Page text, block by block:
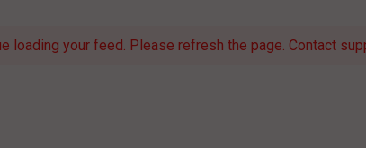
loading your feed. Please refresh the page. Contact